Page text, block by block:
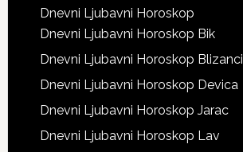
Dnevni Ljubavni Horoskop
Dnevni Ljubavni Horoskop Bik
Dnevni Ljubavni Horoskop Blizanci
Dnevni Ljubavni Horoskop Devica
Dnevni Ljubavni Horoskop Jarac
Dnevni Ljubavni Horoskop Lav